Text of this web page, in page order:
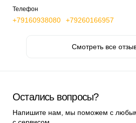
Телефон
+79160938080 +79260166957
Смотреть все
Остались вопросы?
Напишите нам, мы поможем с